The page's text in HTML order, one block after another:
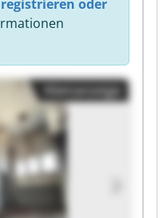
oder
Kleinanzeige